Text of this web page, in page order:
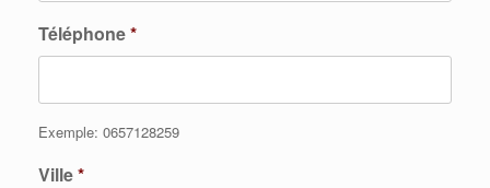
Téléphone*
Exemple: 0657128259
Ville*